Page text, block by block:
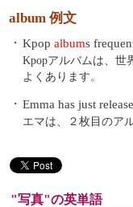
album 例文
・ Kpop albums
Kpopアルバムは、世
よくあります。
・ Emma has just
エマは、２枚目のア
"写真"の英単語